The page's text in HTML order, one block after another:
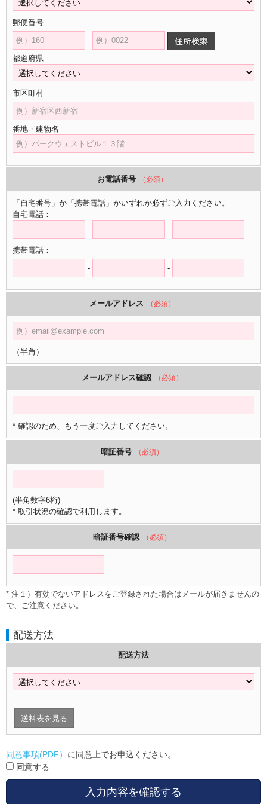
郵便番号
-
都道府県
市区町村
番地・建物名
お電話番号 （必須）
「自宅番号」か「携帯電話」かいずれか必ずご入力ください。
自宅電話：
-
-
携帯電話：
-
-
メールアドレス （必須）
（半角）
メールアドレス確認 （必須）
* 確認のため、もう一度ご入力してください。
暗証番号 （必須）
(半角数字6桁)
* 取引状況の確認で利用します。
暗証番号確認 （必須）
* 注１）有効でないアドレスをご登録された場合はメールが届きませんの
で、ご注意ください。
配送方法
配送方法
送料表を見る
同意事項(PDF） に同意上でお申込ください。
同意する
入力内容を確認する